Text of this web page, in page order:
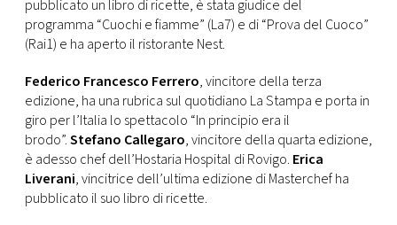
pubblicato un libro di ricette, è stata giudice del
programma “Cuochi e fiamme” (La7) e di “Prova del Cuoco”
(Rai1) e ha aperto il ristorante Nest.
Federico Francesco Ferrero, vincitore della terza
edizione, ha una rubrica sul quotidiano La Stampa e porta in
giro per l’Italia lo spettacolo “In principio era il
brodo”.Stefano Callegaro, vincitore della quarta edizione,
è adesso chef dell’Hostaria Hospital di Rovigo. Erica
Liverani, vincitrice dell’ultima edizione di Masterchef ha
pubblicato il suo libro di ricette.